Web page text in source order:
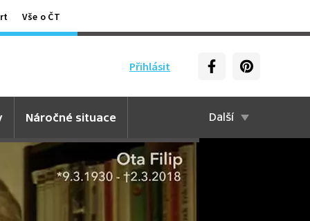
Vše o ČT
Přihlásit
Náročné situace Další